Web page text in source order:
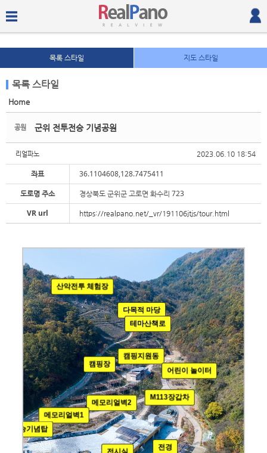
목록 스타일 지도 스타일
목록 스타일
Home
공원
2023.06.10 18:54
군위 전투전승 기념공원
리얼파노
좌표
36.1104608,128.7475411
도로명 주소
경상북도 군위군 고로면 화수리 723
VR url
https://realpano.net/_vr/191106jtjs/tour.html
Sketchbook5, 스케치북5
Sketchbook5, 스케치북5
Sketchbook5, 스케치북5
Sketchbook5, 스케치북5